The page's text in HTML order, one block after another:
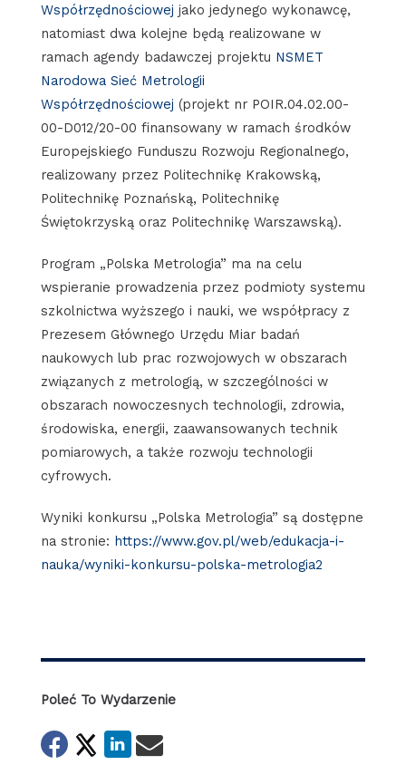
Współrzędnościowej jako jedynego wykonawcę,
natomiast dwa kolejne będą realizowane w
ramach agendy badawczej projektu NSMET
Narodowa Sieć Metrologii
Współrzędnościowej (projekt nr POIR.04.02.00-
00-D012/20-00 finansowany w ramach środków
Europejskiego Funduszu Rozwoju Regionalnego,
realizowany przez Politechnikę Krakowską,
Politechnikę Poznańską, Politechnikę
Świętokrzyską oraz Politechnikę Warszawską).
Program „Polska Metrologia” ma na celu
wspieranie prowadzenia przez podmioty systemu
szkolnictwa wyższego i nauki, we współpracy z
Prezesem Głównego Urzędu Miar badań
naukowych lub prac rozwojowych w obszarach
związanych z metrologią, w szczególności w
obszarach nowoczesnych technologii, zdrowia,
środowiska, energii, zaawansowanych technik
pomiarowych, a także rozwoju technologii
cyfrowych.
Wyniki konkursu „Polska Metrologia” są dostępne
na stronie: https://www.gov.pl/web/edukacja-i-
nauka/wyniki-konkursu-polska-metrologia2
Poleć To Wydarzenie